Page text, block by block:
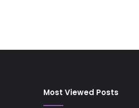
Most Viewed Posts